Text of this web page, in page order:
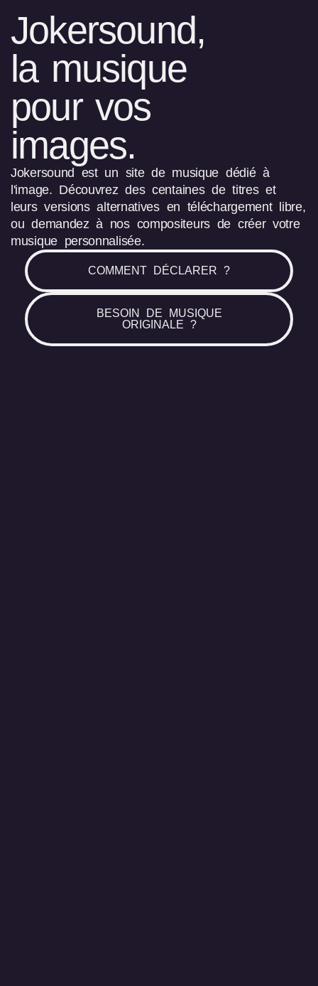
Jokersound,
la musique
pour vos
images.
Jokersound est un site de musique dédié à
l'image. Découvrez des centaines de titres et
leurs versions alternatives en téléchargement libre,
ou demandez à nos compositeurs de créer votre
musique personnalisée.
COMMENT DÉCLARER ?
BESOIN DE MUSIQUE
ORIGINALE ?